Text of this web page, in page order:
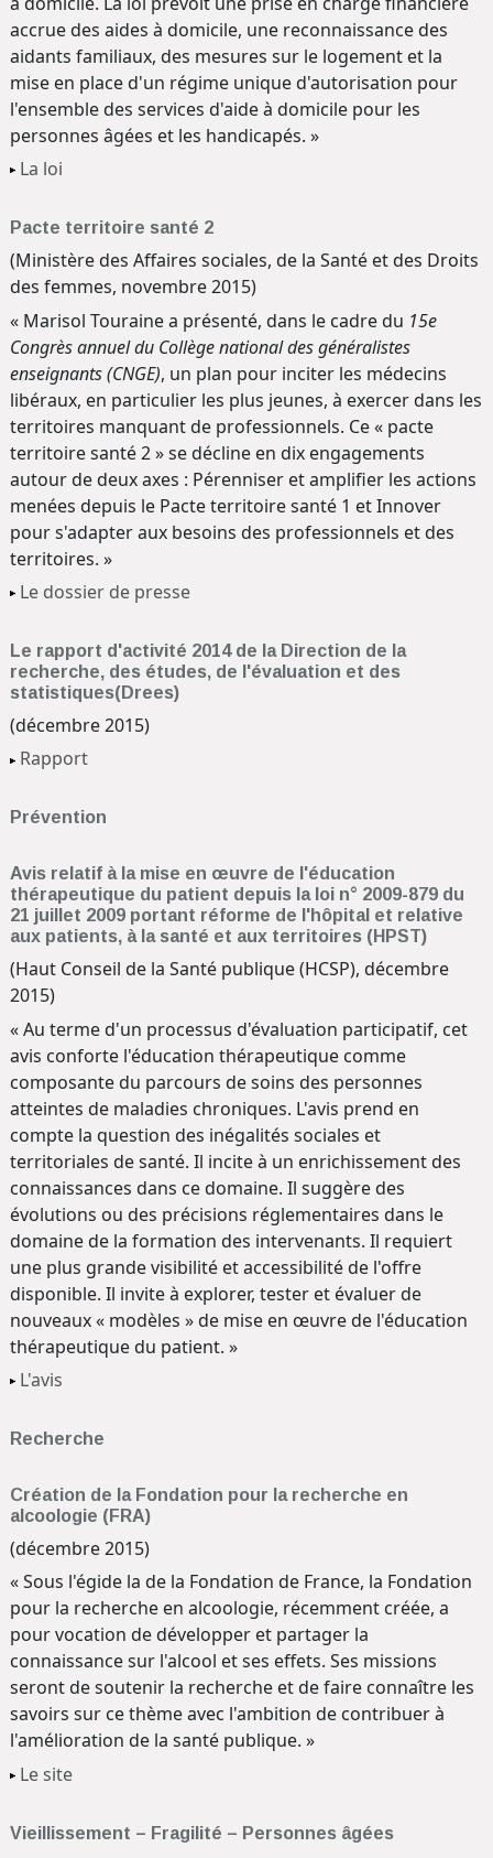
accrue des aides à domicile, une reconnaissance des
aidants familiaux, des mesures sur le logement et la
mise en place d'un régime unique d'autorisation pour
l'ensemble des services d'aide à domicile pour les
personnes âgées et les handicapés. »
La loi
Pacte territoire santé 2
(Ministère des Affaires sociales, de la Santé et des Droits
des femmes, novembre 2015)
« Marisol Touraine a présenté, dans le cadre du 15e
Congrès annuel du Collège national des généralistes
enseignants (CNGE), un plan pour inciter les médecins
libéraux, en particulier les plus jeunes, à exercer dans les
territoires manquant de professionnels. Ce « pacte
territoire santé 2 » se décline en dix engagements
autour de deux axes : Pérenniser et amplifier les actions
menées depuis le Pacte territoire santé 1 et Innover
pour s'adapter aux besoins des professionnels et des
territoires. »
Le dossier de presse
Le rapport d'activité 2014 de la Direction de la
recherche, des études, de l'évaluation et des
statistiques(Drees)
(décembre 2015)
Rapport
Prévention
Avis relatif à la mise en œuvre de l'éducation
thérapeutique du patient depuis la loi n° 2009-879 du
21 juillet 2009 portant réforme de l'hôpital et relative
aux patients, à la santé et aux territoires (HPST)
(Haut Conseil de la Santé publique (HCSP), décembre
2015)
« Au terme d'un processus d'évaluation participatif, cet
avis conforte l'éducation thérapeutique comme
composante du parcours de soins des personnes
atteintes de maladies chroniques. L'avis prend en
compte la question des inégalités sociales et
territoriales de santé. Il incite à un enrichissement des
connaissances dans ce domaine. Il suggère des
évolutions ou des précisions réglementaires dans le
domaine de la formation des intervenants. Il requiert
une plus grande visibilité et accessibilité de l'offre
disponible. Il invite à explorer, tester et évaluer de
nouveaux « modèles » de mise en œuvre de l'éducation
thérapeutique du patient. »
L'avis
Recherche
Création de la Fondation pour la recherche en
alcoologie (FRA)
(décembre 2015)
« Sous l'égide la de la Fondation de France, la Fondation
pour la recherche en alcoologie, récemment créée, a
pour vocation de développer et partager la
connaissance sur l'alcool et ses effets. Ses missions
seront de soutenir la recherche et de faire connaître les
savoirs sur ce thème avec l'ambition de contribuer à
l'amélioration de la santé publique. »
Le site
Vieillissement – Fragilité – Personnes âgées